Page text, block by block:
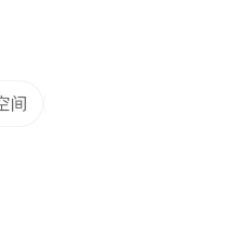
赞助费、广告费，打